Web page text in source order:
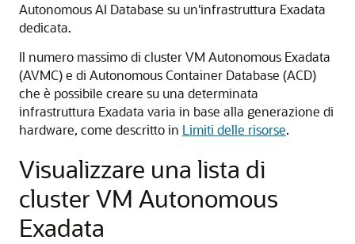
Autonomous AI Database su un'infrastruttura Exadata
dedicata.
Il numero massimo di cluster VM Autonomous Exadata
(AVMC) e di Autonomous Container Database (ACD)
che è possibile creare su una determinata
infrastruttura Exadata varia in base alla generazione di
hardware, come descritto in Limiti delle risorse.
Visualizzare una lista di
cluster VM Autonomous
Exadata